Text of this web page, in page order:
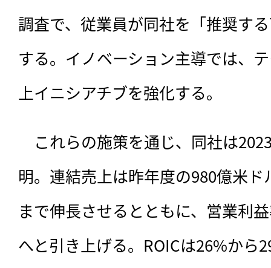
調査で、従業員が同社を「推奨す
する。イノベーション主導では、
上イニシアチブを強化する。
これらの施策を通じ、同社は
明。連結売上は昨年度の980億米
まで伸長させるとともに、営業利
へと引き上げる。ROICは26%から